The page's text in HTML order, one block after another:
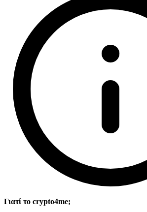
Γιατί το crypto4me;